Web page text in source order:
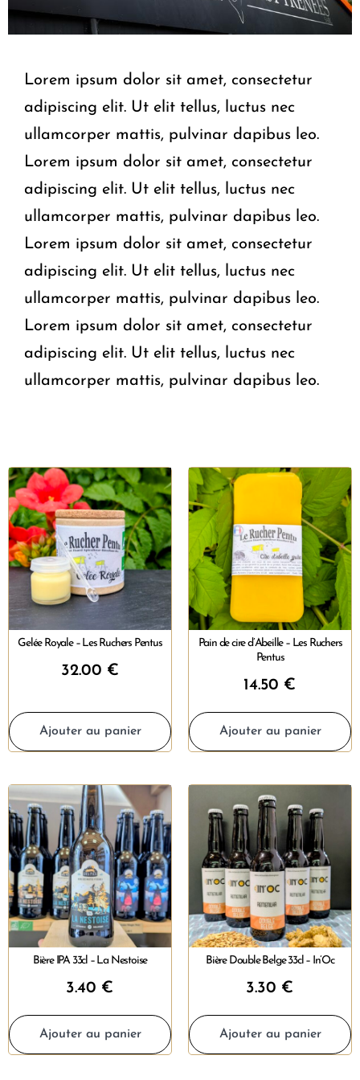
Lorem ipsum dolor sit amet, consectetur
adipiscing elit. Ut elit tellus, luctus nec
ullamcorper mattis, pulvinar dapibus leo.
Lorem ipsum dolor sit amet, consectetur
adipiscing elit. Ut elit tellus, luctus nec
ullamcorper mattis, pulvinar dapibus leo.
Lorem ipsum dolor sit amet, consectetur
adipiscing elit. Ut elit tellus, luctus nec
ullamcorper mattis, pulvinar dapibus leo.
Lorem ipsum dolor sit amet, consectetur
adipiscing elit. Ut elit tellus, luctus nec
ullamcorper mattis, pulvinar dapibus leo.
Gelée Royale – Les Ruchers Pentus
32.00 €
Ajouter au panier
Pain de cire d’Abeille – Les Ruchers
Pentus
14.50 €
Ajouter au panier
Bière IPA 33cl – La Nestoise
3.40 €
Ajouter au panier
Bière Double Belge 33cl – In’Oc
3.30 €
Ajouter au panier